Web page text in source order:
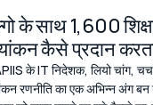
के साथ 1,600
कैसे प्रदान
के IT निदेशक, लियो चांग,
रणनीति का एक अभिन्न अंग